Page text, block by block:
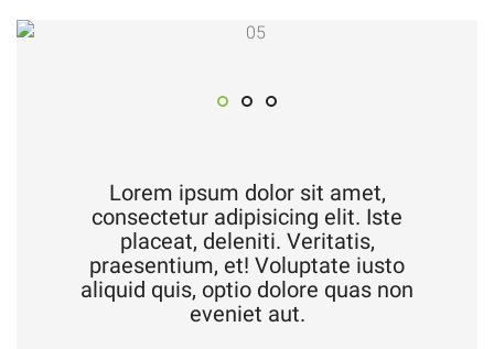
Lorem ipsum dolor sit amet,
consectetur adipisicing elit. Iste
placeat, deleniti. Veritatis,
praesentium, et! Voluptate iusto
aliquid quis, optio dolore quas non
eveniet aut.